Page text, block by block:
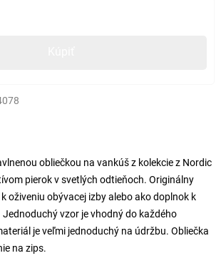
obliečkou na vankúš z kolekcie z Nordic
pierok v svetlých odtieňoch. Originálny
oživeniu obývacej izby alebo ako doplnok k
vzor je vhodný do každého
je veľmi jednoduchý na údržbu. Obliečka
na zips.